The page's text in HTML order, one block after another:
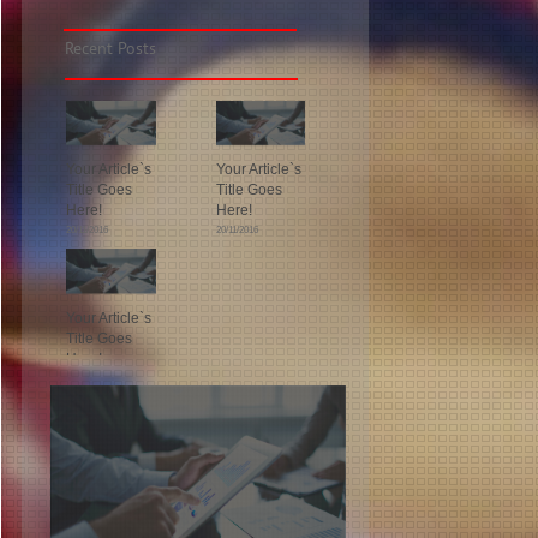
Recent Posts
Your Article`s
Title Goes
Here!
20/11/2016
Your Article`s
Title Goes
Here!
Your Article`s
Title Goes
Here!
20/11/2016